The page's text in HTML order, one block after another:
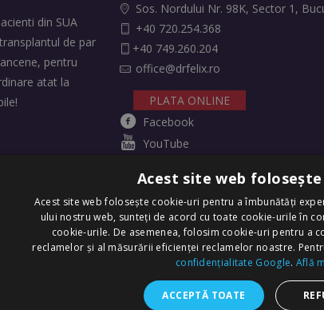
din SUA
de par
pentru
atat la
Sos. Nordului Nr. 98K, Sector 1,
+40 720.254.368
+40 749.260.204
office@drfelix.ro
PLATA ONLINE
Facebook
YouTube
in Hair Transplantation in Eastern Europe! - All Rights Reserved.
Acest site web
Acest site web folosește cookie-uri pentru a îmbunătăți
ului nostru web, sunteți de acord cu toate cookie-urile în
cookie-urile. De asemenea, folosim cookie-uri pentru a
reclamelor și al măsurării eficienței reclamelor noastre.
confidențialitate Google. Află
ACCEPTĂ TOATE